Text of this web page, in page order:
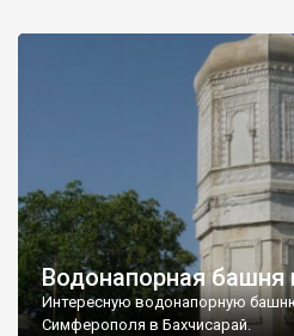
Водонапорная башня
Интересную водонапорную
Симферополя в Бахчисарай.